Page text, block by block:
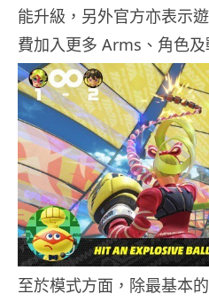
能升級，另外官方亦表示
費加入更多 Arms、角色及
至於模式方面，除最基本